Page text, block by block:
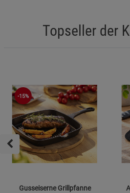
Topseller der
-15%
Gusseiserne Grillpfanne